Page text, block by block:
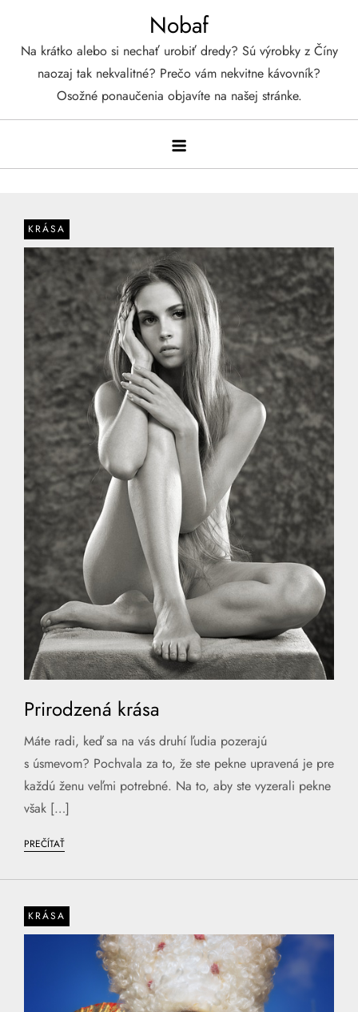
content
Nobaf
Na krátko alebo si nechať urobiť dredy? Sú výrobky z Číny
naozaj tak nekvalitné? Prečo vám nekvitne kávovník?
Osožné ponaučenia objavíte na našej stránke.
KRÁSA
Prirodzená krása
Máte radi, keď sa na vás druhí ľudia pozerajú
s úsmevom? Pochvala za to, že ste pekne upravená je pre
každú ženu veľmi potrebné. Na to, aby ste vyzerali pekne
však […]
PREČÍTAŤ
KRÁSA